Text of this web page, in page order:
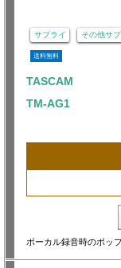
サプライ その他サ
送料無料
TASCAM
TM-AG1
ボーカル録音時のポッ